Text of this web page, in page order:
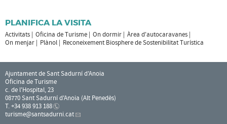
PLANIFICA LA VISITA
Activitats Oficina de Turisme On dormir
Àrea d'autocaravanes
On menjar
Plànol Reconeixement Biosphere de Sostenibilitat Turística
Ajuntament de Sant Sadurní d'Anoia
Oficina de Turisme
c. de l'Hospital, 23
08770 Sant Sadurní d'Anoia (Alt Penedès)
T. +34 938 913 188
turisme@santsadurni.cat